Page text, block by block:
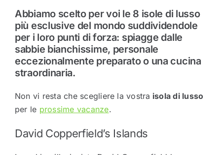
Abbiamo scelto per voi le 8 isole di lusso
più esclusive del mondo suddividendole
per i loro punti di forza: spiagge dalle
sabbie bianchissime, personale
eccezionalmente preparato o una cucina
straordinaria.
Non vi resta che scegliere la vostra isola di lusso
per le prossime vacanze.
David Copperfield’s Islands